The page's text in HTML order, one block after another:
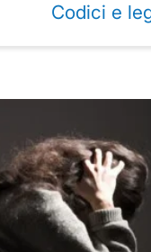
Codici e